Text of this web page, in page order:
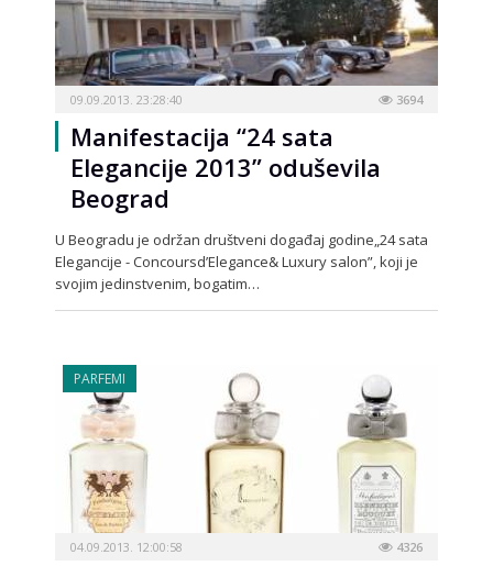
09.09.2013. 23:28:40 3694
Manifestacija “24 sata
Elegancije 2013” oduševila
Beograd
U Beogradu je održan društveni događaj godine„24 sata
Elegancije - Concoursd’Elegance& Luxury salon”, koji je
svojim jedinstvenim, bogatim…
PARFEMI
04.09.2013. 12:00:58 4326